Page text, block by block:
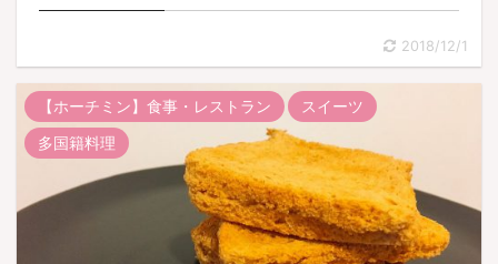
2018/12/1
【ホーチミン】食事・レストラン
スイーツ
多国籍料理